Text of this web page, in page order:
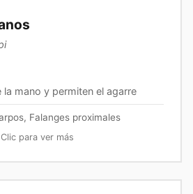
la mano y permiten el agarre
Falanges proximales
Clic para ver más